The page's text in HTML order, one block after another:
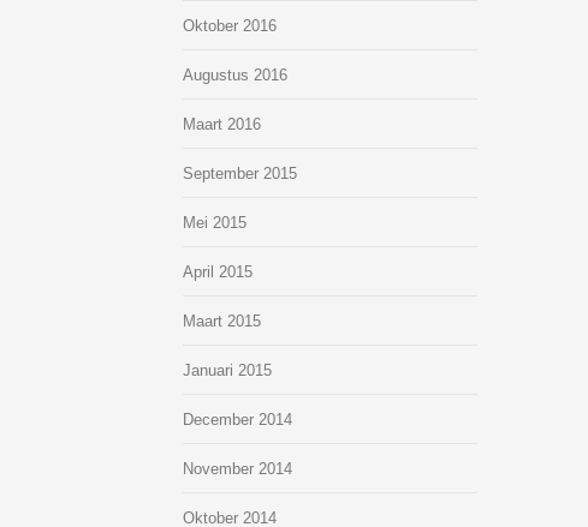
Oktober 2016
Augustus 2016
Maart 2016
September 2015
Mei 2015
April 2015
Maart 2015
Januari 2015
December 2014
November 2014
Oktober 2014